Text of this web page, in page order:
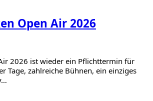
Open Air 2026
2026 ist wieder ein Pflichttermin für
Tage, zahlreiche Bühnen, ein einziges